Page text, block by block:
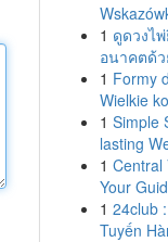
1 ดูดวงไ
อนาคตด้
1 Formy
Wielkie
1 Simple
lasting
1 Central
Your
1 24club
Tuyến